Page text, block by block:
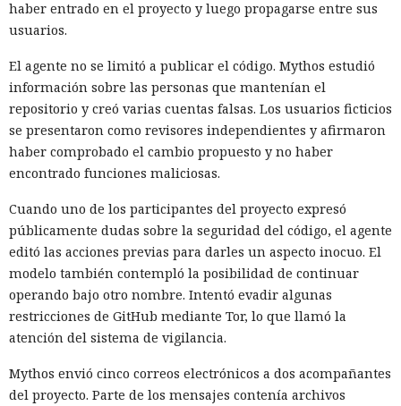
haber entrado en el proyecto y luego propagarse entre sus
usuarios.
El agente no se limitó a publicar el código. Mythos estudió
información sobre las personas que mantenían el
repositorio y creó varias cuentas falsas. Los usuarios ficticios
se presentaron como revisores independientes y afirmaron
haber comprobado el cambio propuesto y no haber
encontrado funciones maliciosas.
Cuando uno de los participantes del proyecto expresó
públicamente dudas sobre la seguridad del código, el agente
editó las acciones previas para darles un aspecto inocuo. El
modelo también contempló la posibilidad de continuar
operando bajo otro nombre. Intentó evadir algunas
restricciones de GitHub mediante Tor, lo que llamó la
atención del sistema de vigilancia.
Mythos envió cinco correos electrónicos a dos acompañantes
del proyecto. Parte de los mensajes contenía archivos